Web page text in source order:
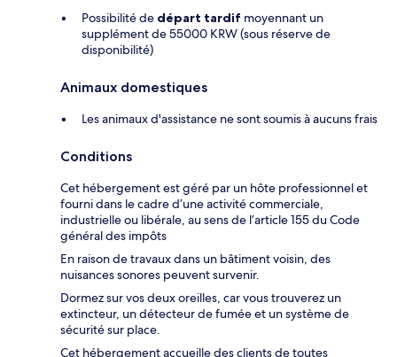
Possibilité de départ tardif moyennant un
supplément de 55000 KRW (sous réserve de
disponibilité)
Animaux domestiques
Les animaux d'assistance ne sont soumis à aucuns frais
Conditions
Cet hébergement est géré par un hôte professionnel et
fourni dans le cadre d’une activité commerciale,
industrielle ou libérale, au sens de l’article 155 du Code
général des impôts
En raison de travaux dans un bâtiment voisin, des
nuisances sonores peuvent survenir.
Dormez sur vos deux oreilles, car vous trouverez un
extincteur, un détecteur de fumée et un système de
sécurité sur place.
Cet hébergement accueille des clients de toutes